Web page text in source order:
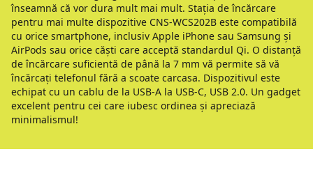
înseamnă că vor dura mult mai mult. Stația de încărcare
pentru mai multe dispozitive CNS-WCS202B este compatibilă
cu orice smartphone, inclusiv Apple iPhone sau Samsung și
AirPods sau orice căști care acceptă standardul Qi. O distanță
de încărcare suficientă de până la 7 mm vă permite să vă
încărcați telefonul fără a scoate carcasa. Dispozitivul este
echipat cu un cablu de la USB-A la USB-C, USB 2.0. Un gadget
excelent pentru cei care iubesc ordinea și apreciază
minimalismul!